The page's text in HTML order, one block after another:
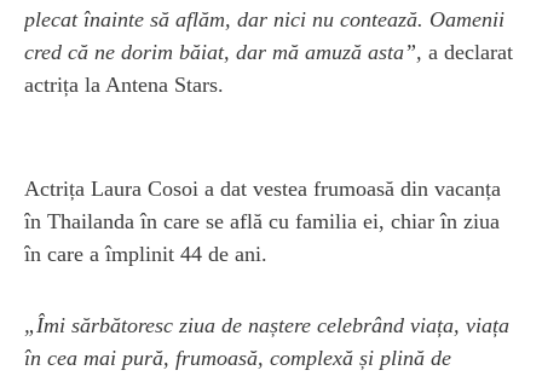
plecat înainte să aflăm, dar nici nu contează. Oamenii
cred că ne dorim băiat, dar mă amuză asta”, a declarat
actrița la Antena Stars.
Actrița Laura Cosoi a dat vestea frumoasă din vacanța
în Thailanda în care se află cu familia ei, chiar în ziua
în care a împlinit 44 de ani.
„Îmi sărbătoresc ziua de naștere celebrând viața, viața
în cea mai pură, frumoasă, complexă și plină de